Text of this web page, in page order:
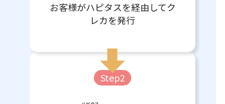
お客様がハピタスを経由してク
レカを発行
Step2